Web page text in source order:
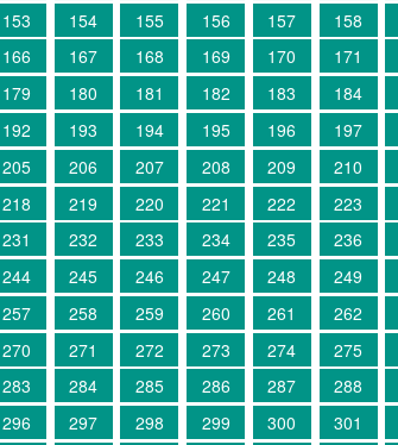
153 154 155 156 157 158
166 167 168 169 170 171
179 180 181 182 183 184
192 193 194 195 196 197
205 206 207 208 209 210
218 219 220 221 222 223
231 232 233 234 235 236
244 245 246 247 248 249
257 258 259 260 261 262
270 271 272 273 274 275
283 284 285 286 287 288
296 297 298 299 300 301